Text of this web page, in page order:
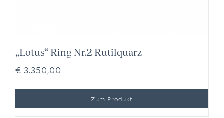
„Lotus“ Ring Nr.2 Rutilquarz
€ 3.350,00